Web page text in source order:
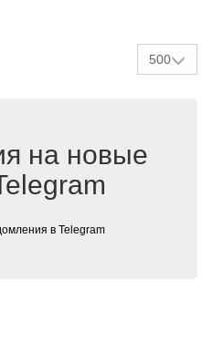
500
на новые
в Telegram